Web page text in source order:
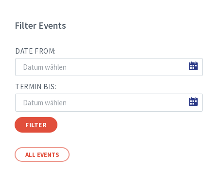
Filter Events
DATE FROM:
TERMIN BIS:
FILTER
ALL EVENTS